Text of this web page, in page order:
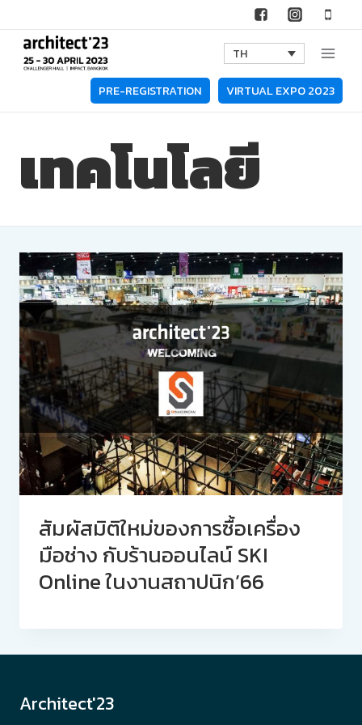
content
TH
PRE-REGISTRATION VIRTUAL EXPO 2023
เทคโนโลยี
สัมผัสมิติใหม่ของการซื้อเครื่อง
มือช่าง กับร้านออนไลน์ SKI
Online ในงานสถาปนิก’66
Architect'23